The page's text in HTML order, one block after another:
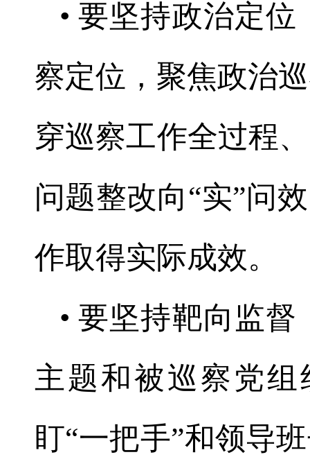
• 要坚持政治定
察定位，聚焦政治
穿巡察工作全过程
问题整改向“实”问
作取得实际成效。
• 要坚持靶向监
主题和被巡察党
盯“一把手”和领导